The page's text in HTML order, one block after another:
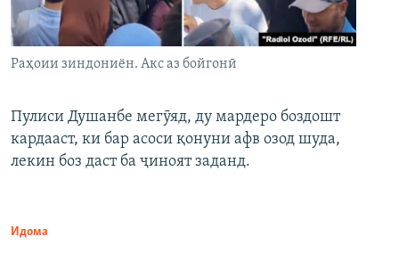
Раҳоии зиндониён. Акс аз бойгонӣ
Пулиси Душанбе мегӯяд, ду мардеро боздошт
кардааст, ки бар асоси қонуни афв озод шуда,
лекин боз даст ба ҷиноят заданд.
Идома